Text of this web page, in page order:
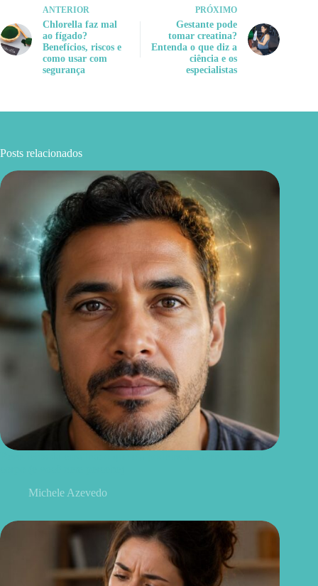
ANTERIOR
Chlorella faz mal
ao fígado?
Benefícios, riscos e
como usar com
segurança
PRÓXIMO
Gestante pode
tomar creatina?
Entenda o que diz a
ciência e os
especialistas
Posts relacionados
Michele Azevedo